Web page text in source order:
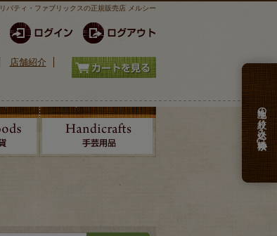
リバティ・ファブリックスの正規販売店 メルシー
店舗紹介
生地の絞り込み検索